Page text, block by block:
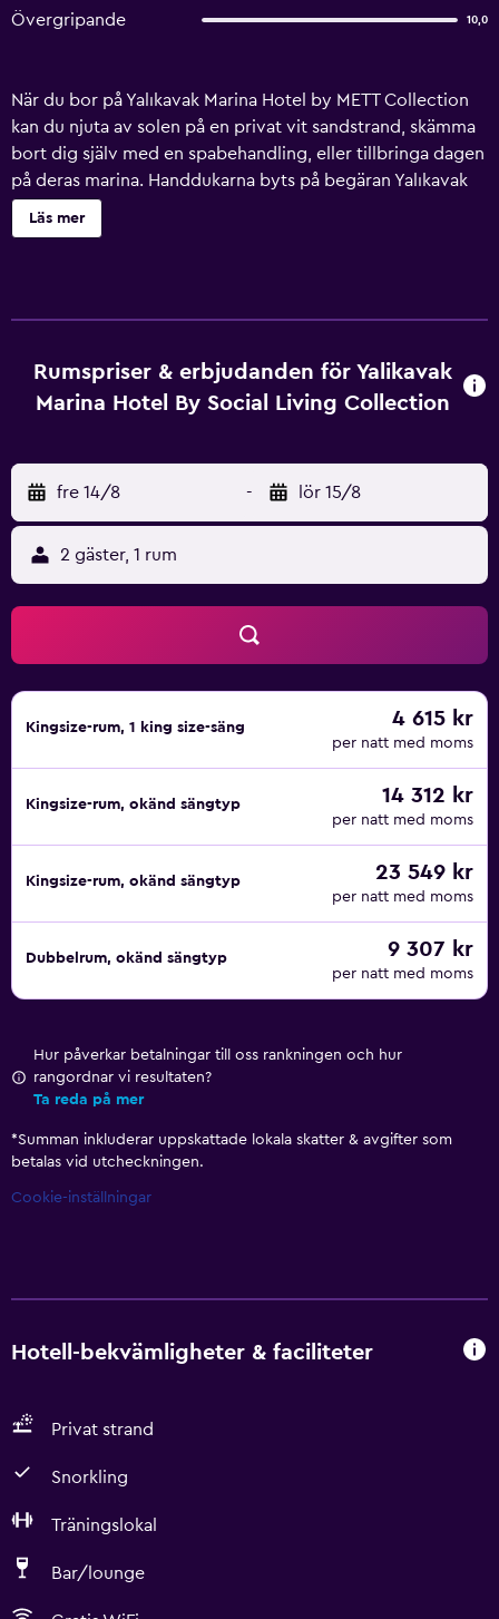
Övergripande 10,0
När du bor på Yalıkavak Marina Hotel by METT Collection
kan du njuta av solen på en privat vit sandstrand, skämma
bort dig själv med en spabehandling, eller tillbringa dagen
på deras marina. Handdukarna byts på begäran Yalıkavak
Marina Hotel by METT Collection har 36 luftkonditionerade
rum som har ingång från loftgång samt minibar och
av högsta kvalitet. Kuddmeny finns tillgänglig. LCD-tv med
satellitpremiumkanaler. Badrummen har dusch med
(passar för 1–2 personer eller upp till 6 enheter)). Boendet
tillhandahåller skrivbord, skrivbordsstolar och telefon.
Dessutom har rummen värdeförvaringsskåp och gratis
flaskvatten. Allergitestade sängkläder, byte av handdukar
och byte av lakan kan fås på begäran.
Uppbäddningsservice erbjuds varje kväll och städning
sker dagligen. Privat strand och marina finns på detta
hotell. Förutom en säsongsöppen utomhuspool finns här
även fitnesscenter. Fritidsaktiviteterna nedan finns
antingen tillgängliga på plats eller i närheten. Avgifter kan
Läs mer
Rumspriser & erbjudanden för Yalikavak
Marina Hotel By Social Living Collection
fre 14/8 - lör 15/8
2 gäster, 1 rum
Kingsize-rum, 1 king size-säng 4 615 kr
per natt med moms
Kingsize-rum, okänd sängtyp 14 312 kr
per natt med moms
Kingsize-rum, okänd sängtyp 23 549 kr
per natt med moms
Dubbelrum, okänd sängtyp 9 307 kr
per natt med moms
Hur påverkar betalningar till oss rankningen och hur
rangordnar vi resultaten?
Ta reda på mer
*Summan inkluderar uppskattade lokala skatter & avgifter som
betalas vid utcheckningen.
Cookie-inställningar
Hotell-bekvämligheter & faciliteter
Privat strand
Snorkling
Träningslokal
Bar/lounge